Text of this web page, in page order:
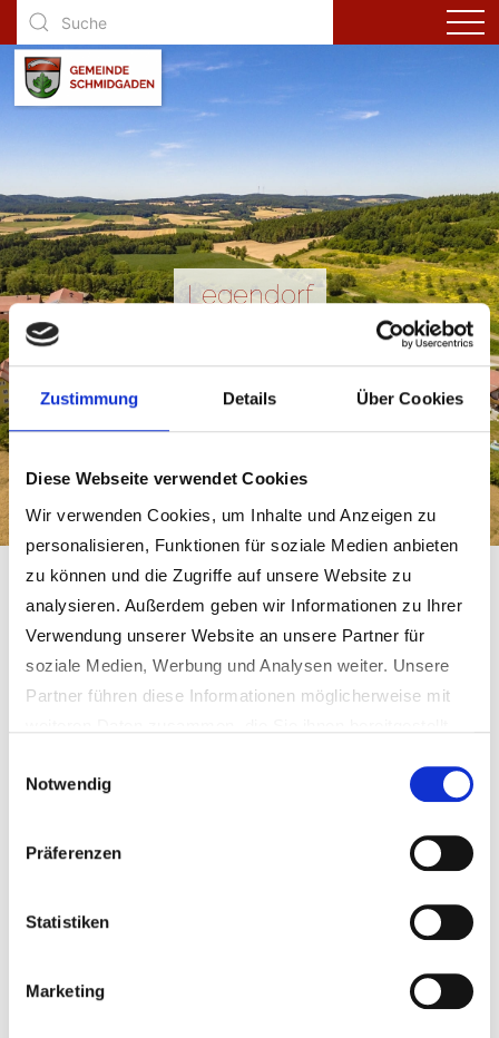
Zustimmung Details Über Cookies
Diese Webseite verwendet Cookies
Wir verwenden Cookies, um Inhalte und Anzeigen zu
personalisieren, Funktionen für soziale Medien anbieten
zu können und die Zugriffe auf unsere Website zu
analysieren. Außerdem geben wir Informationen zu Ihrer
Verwendung unserer Website an unsere Partner für
soziale Medien, Werbung und Analysen weiter. Unsere
Partner führen diese Informationen möglicherweise mit
gesammelt haben.
Datenschutzhinweisen
Notwendig
Präferenzen
Statistiken
Marketing
Legendorf
Gemeinde Schmidgaden Gemeinde & Bürgerservice
Ortsteile
Legendorf
Legendorf, 469m ü. NN
Nabburg (Legendorf gehört zur Pfarrei Nabburg) war auch
Missionsbischof Fritz Lobinger gekommen, um den
Festgottesdienst zu zelebrieren. Ein besonderes "Vergelt
´s Gott" sprach Zweiter Bürgermeister und Ortssprecher
Rudolf Birner aus.
Nach Aussagen älterer Bürger war in Legendorf bereits vor
über 100 Jahren eine Kapelle gestanden. Diese musste